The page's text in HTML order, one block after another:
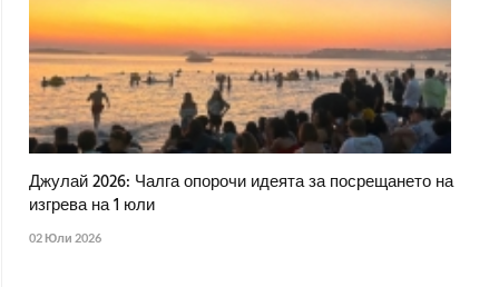
Джулай 2026: Чалга опорочи идеята за посрещането на
изгрева на 1 юли
02 Юли 2026